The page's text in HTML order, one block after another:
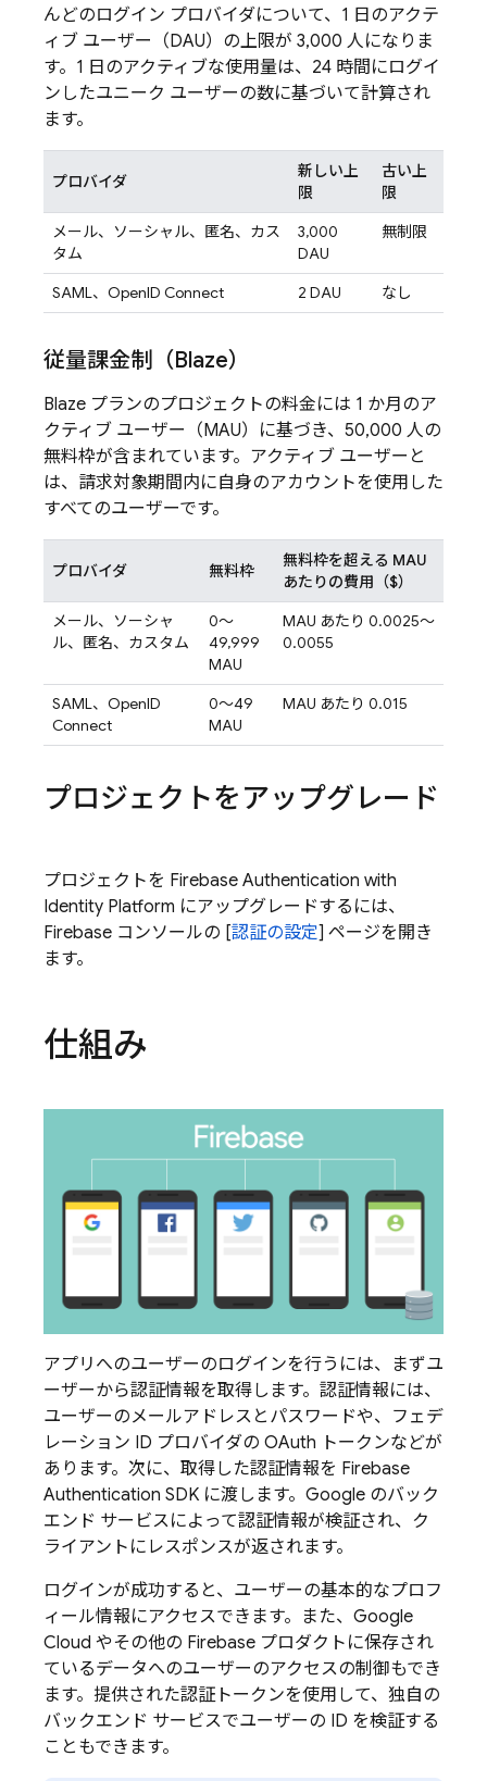
んどのログイン プロバイダについて、1 日のアクテ
ィブ ユーザー（DAU）の上限が 3,000 人になりま
す。1 日のアクティブな使用量は、24 時間にログイ
ンしたユニーク ユーザーの数に基づいて計算され
ます。
プロバイダ
新しい上
限
古い上
限
メール、ソーシャル、匿名、カス
タム
3,000
DAU
無制限
SAML、OpenID Connect 2 DAU なし
従量課金制（Blaze）
Blaze プランのプロジェクトの料金には 1 か月のア
クティブ ユーザー（MAU）に基づき、50,000 人の
無料枠が含まれています。アクティブ ユーザーと
は、請求対象期間内に自身のアカウントを使用した
すべてのユーザーです。
プロバイダ 無料枠
無料枠を超える MAU
あたりの費用（$）
メール、ソーシャ
ル、匿名、カスタム
0～
49,999
MAU
MAU あたり 0.0025～
0.0055
SAML、OpenID
Connect
0～49
MAU
MAU あたり 0.015
プロジェクトをアップグレード
プロジェクトを Firebase Authentication with
Identity Platform にアップグレードするには、
Firebase コンソールの [認証の設定] ページを開き
ます。
仕組み
アプリへのユーザーのログインを行うには、まずユ
ーザーから認証情報を取得します。認証情報には、
ユーザーのメールアドレスとパスワードや、フェデ
レーション ID プロバイダの OAuth トークンなどが
あります。次に、取得した認証情報を Firebase
Authentication SDK に渡します。Google のバック
エンド サービスによって認証情報が検証され、ク
ライアントにレスポンスが返されます。
ログインが成功すると、ユーザーの基本的なプロフ
ィール情報にアクセスできます。また、Google
Cloud やその他の Firebase プロダクトに保存され
ているデータへのユーザーのアクセスの制御もでき
ます。提供された認証トークンを使用して、独自の
バックエンド サービスでユーザーの ID を検証する
こともできます。